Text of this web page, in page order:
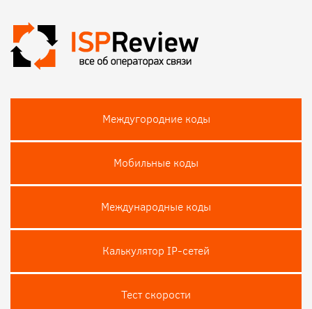
Междугородние коды
Мобильные коды
Международные коды
Калькулятор IP-сетей
Тест скороcти